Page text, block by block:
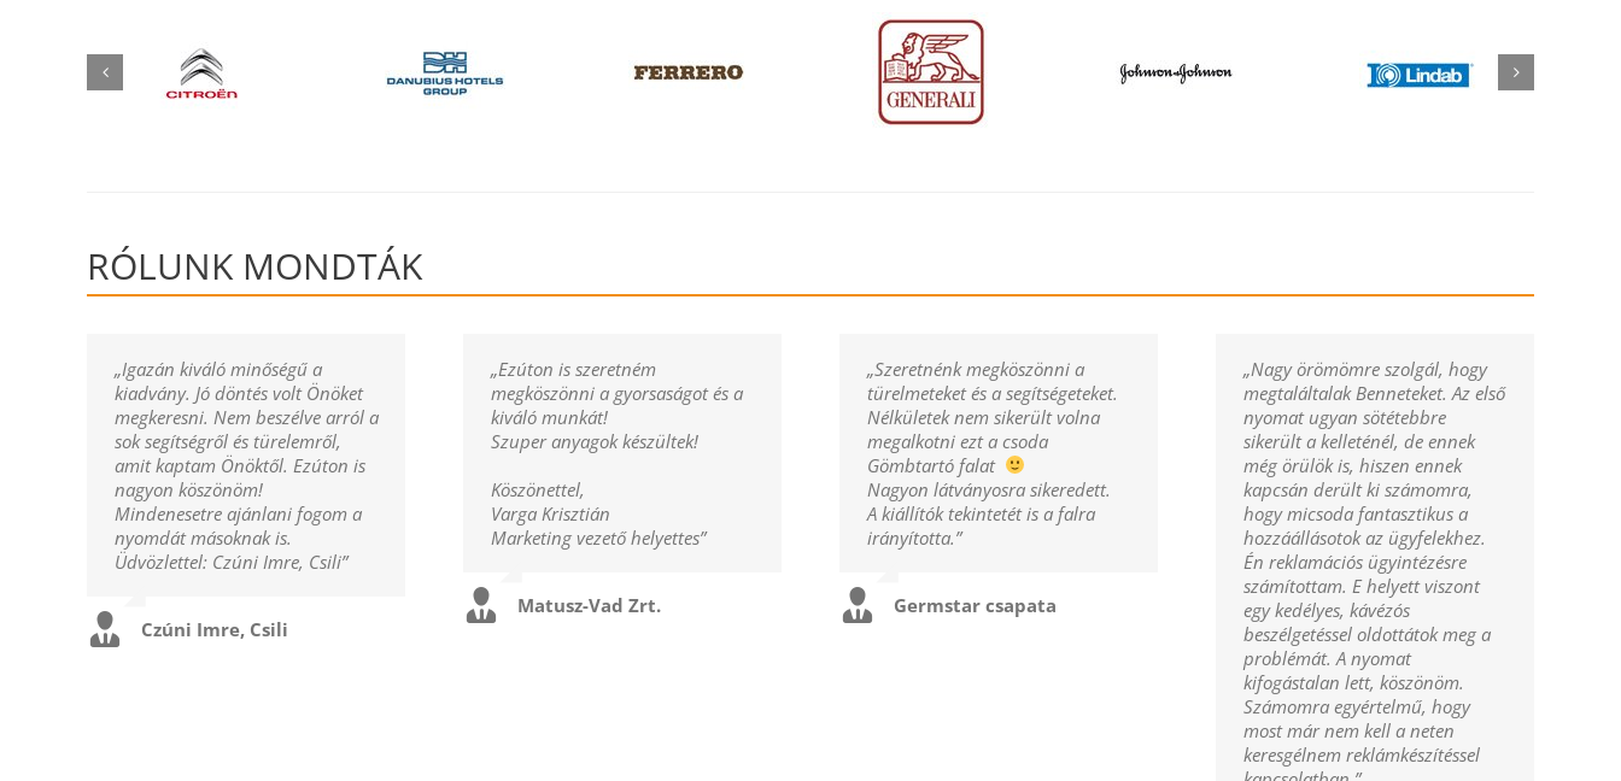
RÓLUNK MONDTÁK
„Igazán kiváló minőségű a
kiadvány. Jó döntés volt Önöket
megkeresni. Nem beszélve arról a
sok segítségről és türelemről,
amit kaptam Önöktől. Ezúton is
nagyon köszönöm!
Mindenesetre ajánlani fogom a
nyomdát másoknak is.
Üdvözlettel: Czúni Imre, Csili”
Czúni Imre, Csili
„Ezúton is szeretném
megköszönni a gyorsaságot és a
kiváló munkát!
Szuper anyagok készültek!
Köszönettel,
Varga Krisztián
Marketing vezető helyettes”
Matusz-Vad Zrt.
„Szeretnénk megköszönni a
türelmeteket és a segítségeteket.
Nélkületek nem sikerült volna
megalkotni ezt a csoda
Gömbtartó falat
Nagyon látványosra sikeredett.
A kiállítók tekintetét is a falra
irányította.”
Germstar csapata
„Nagy örömömre szolgál, hogy
megtaláltalak Benneteket. Az első
nyomat ugyan sötétebbre
sikerült a kelleténél, de ennek
még örülök is, hiszen ennek
kapcsán derült ki számomra,
hogy micsoda fantasztikus a
hozzáállásotok az ügyfelekhez.
Én reklamációs ügyintézésre
számítottam. E helyett viszont
egy kedélyes, kávézós
beszélgetéssel oldottátok meg a
problémát. A nyomat
kifogástalan lett, köszönöm.
Számomra egyértelmű, hogy
most már nem kell a neten
keresgélnem reklámkészítéssel